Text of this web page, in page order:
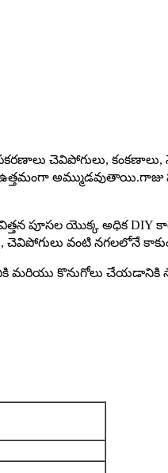
చెవిపోగులు,
పూసల యొక్క అధిక
చెవిపోగులు వంటి నగలలోనే
మరియు కొనుగోలు చేయడానికి